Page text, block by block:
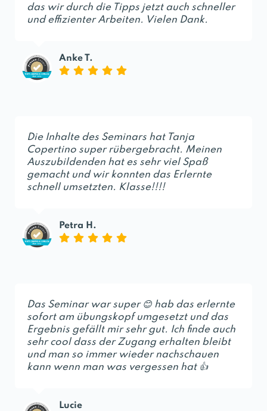
das wir durch die Tipps jetzt auch schneller
und effizienter Arbeiten. Vielen Dank.
Anke T.
Die Inhalte des Seminars hat Tanja
Copertino super rübergebracht. Meinen
Auszubildenden hat es sehr viel Spaß
gemacht und wir konnten das Erlernte
schnell umsetzten. Klasse!!!!
Petra H.
Das Seminar war super 😊 hab das erlernte
sofort am übungskopf umgesetzt und das
Ergebnis gefällt mir sehr gut. Ich finde auch
sehr cool dass der Zugang erhalten bleibt
und man so immer wieder nachschauen
kann wenn man was vergessen hat 👍
Lucie